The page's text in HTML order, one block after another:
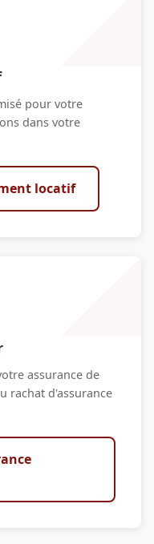
pour votre
dans votre
locatif
assurance de
rachat d'assurance